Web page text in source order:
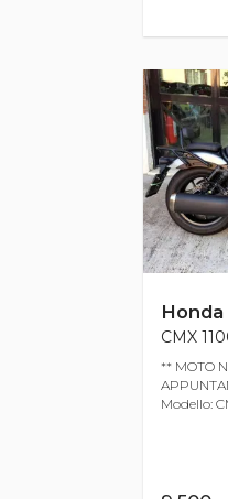
Honda
CMX
** MOTO
Modello: